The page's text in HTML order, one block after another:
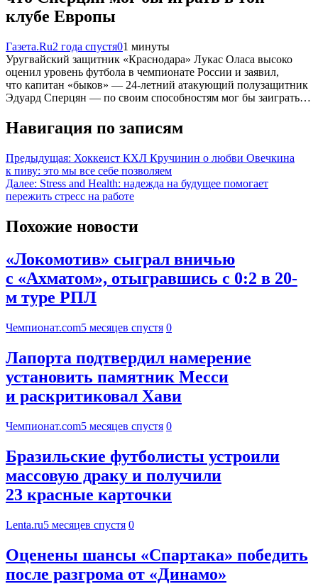
клубе Европы
Газета.Ru2 года спустя01 минуты
Уругвайский защитник «Краснодара» Лукас Оласа высоко
оценил уровень футбола в чемпионате России и заявил,
что капитан «быков» — 24-летний атакующий полузащитник
Эдуард Сперцян — по своим способностям мог бы заиграть…
Навигация по записям
Предыдущая: Хоккеист КХЛ Кручинин о любви Овечкина
к пиву: это мы все себе позволяем
Далее: Stress and Health: надежда на будущее помогает
пережить стресс на работе
Похожие новости
«Локомотив» сыграл вничью
с «Ахматом», отыгравшись с 0:2 в 20-
м туре РПЛ
Чемпионат.com5 месяцев спустя 0
Лапорта подтвердил намерение
установить памятник Месси
и раскритиковал Хави
Чемпионат.com5 месяцев спустя 0
Бразильские футболисты устроили
массовую драку и получили
23 красные карточки
Lenta.ru5 месяцев спустя 0
Оценены шансы «Спартака» победить
после разгрома от «Динамо»